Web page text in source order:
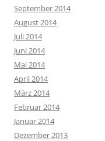
September 2014
August 2014
Juli 2014
Juni 2014
Mai 2014
April 2014
März 2014
Februar 2014
Januar 2014
Dezember 2013